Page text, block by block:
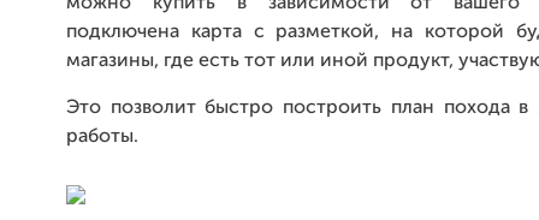
подключена карта с разметкой, на которой
магазины, где есть тот или иной продукт,
Это позволит быстро построить план похода в
работы.